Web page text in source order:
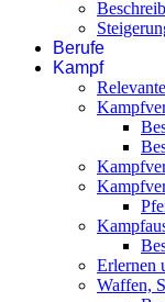
Berufe
Kampf
Erlernen
Waffen,